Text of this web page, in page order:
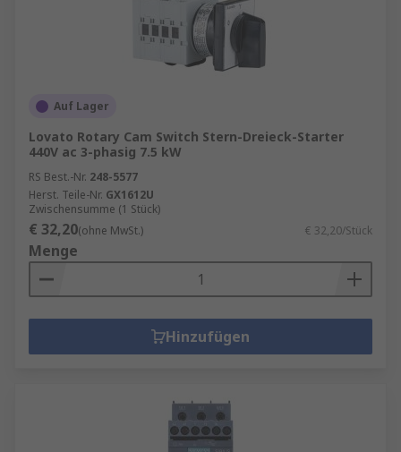
Auf Lager
Lovato Rotary Cam Switch Stern-Dreieck-Starter
440V ac 3-phasig 7.5 kW
RS Best.-Nr. 248-5577
Herst. Teile-Nr. GX1612U
Zwischensumme (1 Stück)
€ 32,20(ohne MwSt.) € 32,20/Stück
Menge
Hinzufügen